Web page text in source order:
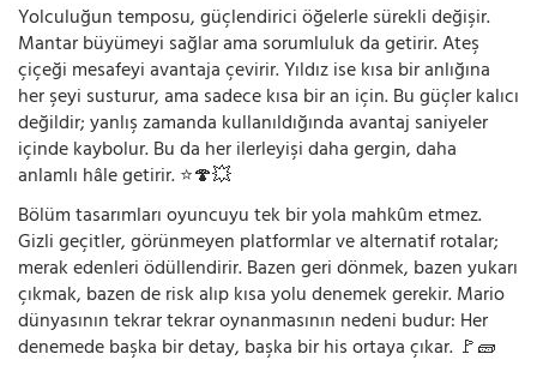
Yolculuğun temposu, güçlendirici öğelerle sürekli değişir.
Mantar büyümeyi sağlar ama sorumluluk da getirir. Ateş
çiçeği mesafeyi avantaja çevirir. Yıldız ise kısa bir anlığına
her şeyi susturur, ama sadece kısa bir an için. Bu güçler kalıcı
değildir; yanlış zamanda kullanıldığında avantaj saniyeler
içinde kaybolur. Bu da her ilerleyişi daha gergin, daha
anlamlı hâle getirir. ⭐🍄💥
Bölüm tasarımları oyuncuyu tek bir yola mahkûm etmez.
Gizli geçitler, görünmeyen platformlar ve alternatif rotalar;
merak edenleri ödüllendirir. Bazen geri dönmek, bazen yukarı
çıkmak, bazen de risk alıp kısa yolu denemek gerekir. Mario
dünyasının tekrar tekrar oynanmasının nedeni budur: Her
denemede başka bir detay, başka bir his ortaya çıkar. 🚩🧱